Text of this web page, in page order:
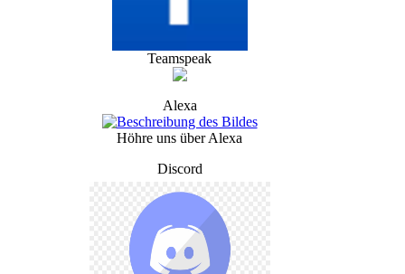
Teamspeak
Alexa
Höhre uns über Alexa
Discord